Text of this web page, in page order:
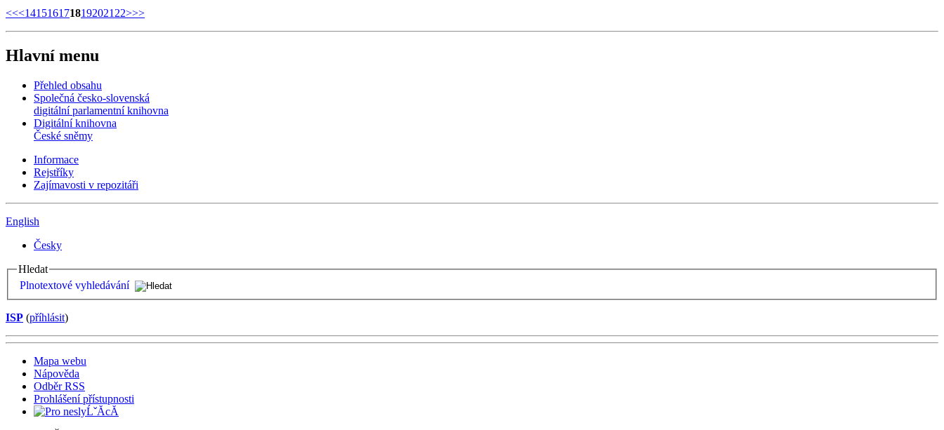
<<<1415161718192021 22>>>
Hlavní menu
Přehled obsahu
Společná česko-slovenská
digitální parlamentní knihovna
Digitální knihovna
České sněmy
Informace
Rejstříky
Zajímavosti v repozitáři
English
Česky
Hledat
Plnotextové vyhledávání
ISP (příhlásit)
Mapa webu
Nápověda
Odběr RSS
Prohlášení přístupnosti